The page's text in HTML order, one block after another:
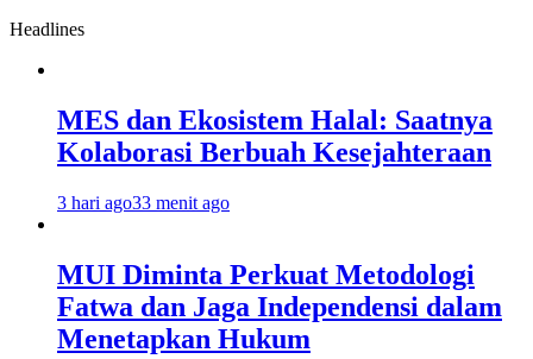
Headlines
MES dan Ekosistem Halal: Saatnya
Kolaborasi Berbuah Kesejahteraan
3 hari ago33 menit ago
MUI Diminta Perkuat Metodologi
Fatwa dan Jaga Independensi dalam
Menetapkan Hukum